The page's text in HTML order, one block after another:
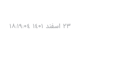
٢٣ اسفند ١٤۰١ ١٨:١٩:۰٤